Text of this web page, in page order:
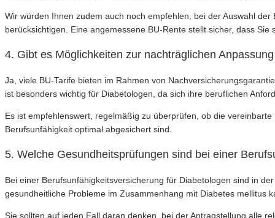
Wir würden Ihnen zudem auch noch empfehlen, bei der Auswahl
berücksichtigen. Eine angemessene BU-Rente stellt sicher, dass
4. Gibt es Möglichkeiten zur nachträglichen
Ja, viele BU-Tarife bieten im Rahmen von
ist besonders wichtig für Diabetologen, da sich ihre beruflichen
Es ist empfehlenswert, regelmäßig zu überprüfen, ob die
Berufsunfähigkeit optimal abgesichert sind.
5. Welche Gesundheitsprüfungen sind bei einer
Bei einer Berufsunfähigkeitsversicherung für Diabetologen sind in
gesundheitliche Probleme im Zusammenhang mit Diabetes mellitus
Sie sollten auf jeden Fall daran denken, bei der Antragstellung alle